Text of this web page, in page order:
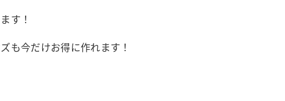
す！
も今だけお得に作れます！